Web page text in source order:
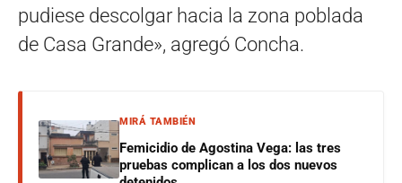
pudiese descolgar hacia la zona poblada
de Casa Grande», agregó Concha.
MIRÁ TAMBIÉN
Femicidio de Agostina Vega: las tres
pruebas complican a los dos nuevos